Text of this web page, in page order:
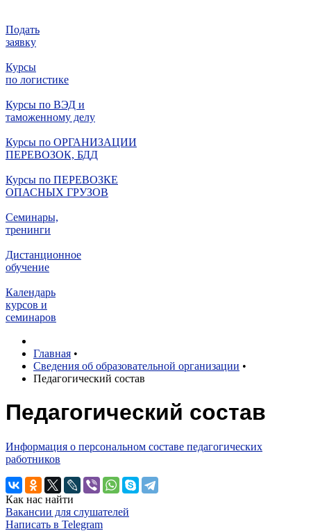
Подать
заявку
Курсы
по логистике
Курсы по ВЭД и
таможенному делу
Курсы по ОРГАНИЗАЦИИ
ПЕРЕВОЗОК, БДД
Курсы по ПЕРЕВОЗКЕ
ОПАСНЫХ ГРУЗОВ
Семинары,
тренинги
Дистанционное
обучение
Календарь
курсов и
семинаров
Главная •
Сведения об образовательной организации •
Педагогический состав
Педагогический состав
Информация о персональном составе педагогических
работников
Как нас найти
Вакансии для слушателей
Написать в Telegram